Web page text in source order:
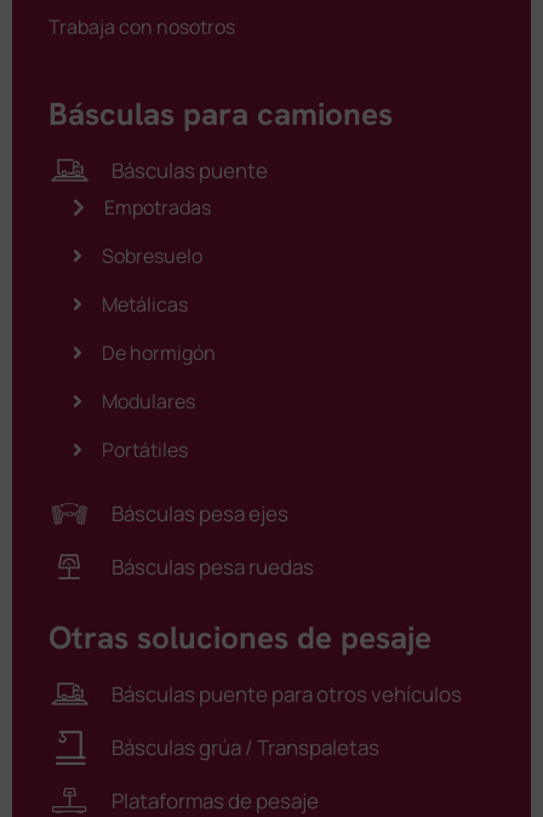
Trabaja con nosotros
Básculas para camiones
Básculas puente
Empotradas
Sobresuelo
Metálicas
De hormigón
Modulares
Portátiles
Básculas pesa ejes
Básculas pesa ruedas
Otras soluciones de pesaje
Básculas puente para otros vehículos
Básculas grúa / Transpaletas
Plataformas de pesaje